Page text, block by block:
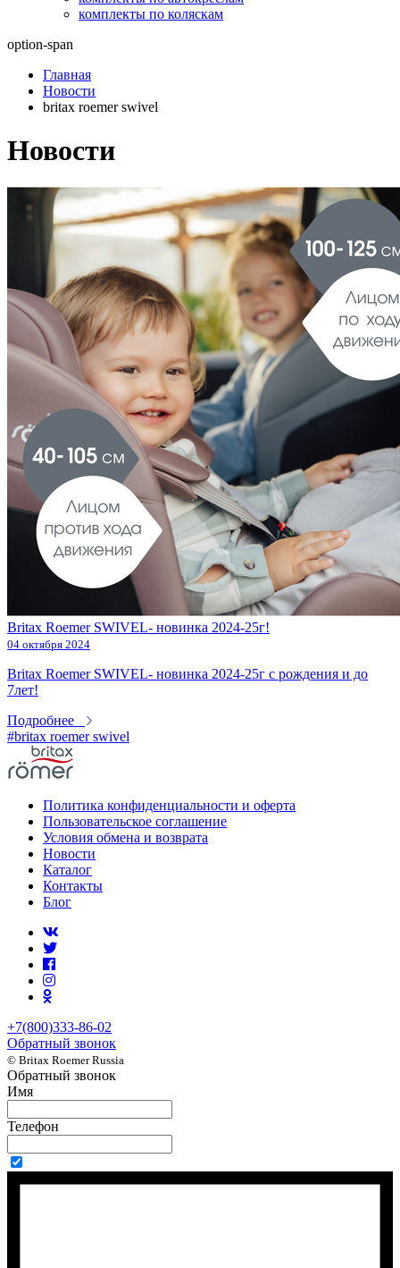
комплекты по коляскам
option-span
Главная
Новости
britax roemer swivel
Новости
Britax Roemer SWIVEL- новинка 2024-25г!
04 октября 2024
Britax Roemer SWIVEL- новинка 2024-25г с рождения и до
7лет!
Подробнее
#britax roemer swivel
Политика конфиденциальности и оферта
Пользовательское соглашение
Условия обмена и возврата
Новости
Каталог
Контакты
Блог
+7(800)333-86-02
Обратный звонок
© Britax Roemer Russia
Обратный звонок
Имя
Телефон